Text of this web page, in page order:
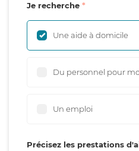
Je recherche
Une aide à domicile
Du personnel pour
Un emploi
Précisez les prestations